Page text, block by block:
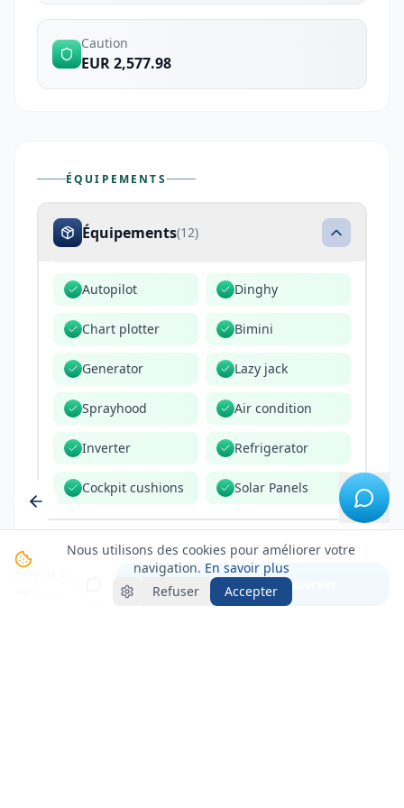
Caution
EUR 2,577.98
ÉQUIPEMENTS
Équipements(12)
Autopilot Dinghy
Chart plotter Bimini
Generator Lazy jack
Sprayhood Air condition
Inverter Refrigerator
Cockpit cushions Solar Panels
OPTIONS & SERVICES
Voir créneaux & réserver
Nous utilisons des cookies pour améliorer votre
navigation. En savoir plus
Refuser
Accepter